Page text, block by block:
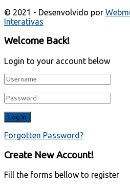
© 2021 - Desenvolvido por
Interativas
Welcome Back!
Login to your account below
Forgotten Password?
Create New Account!
Fill the forms bellow to register